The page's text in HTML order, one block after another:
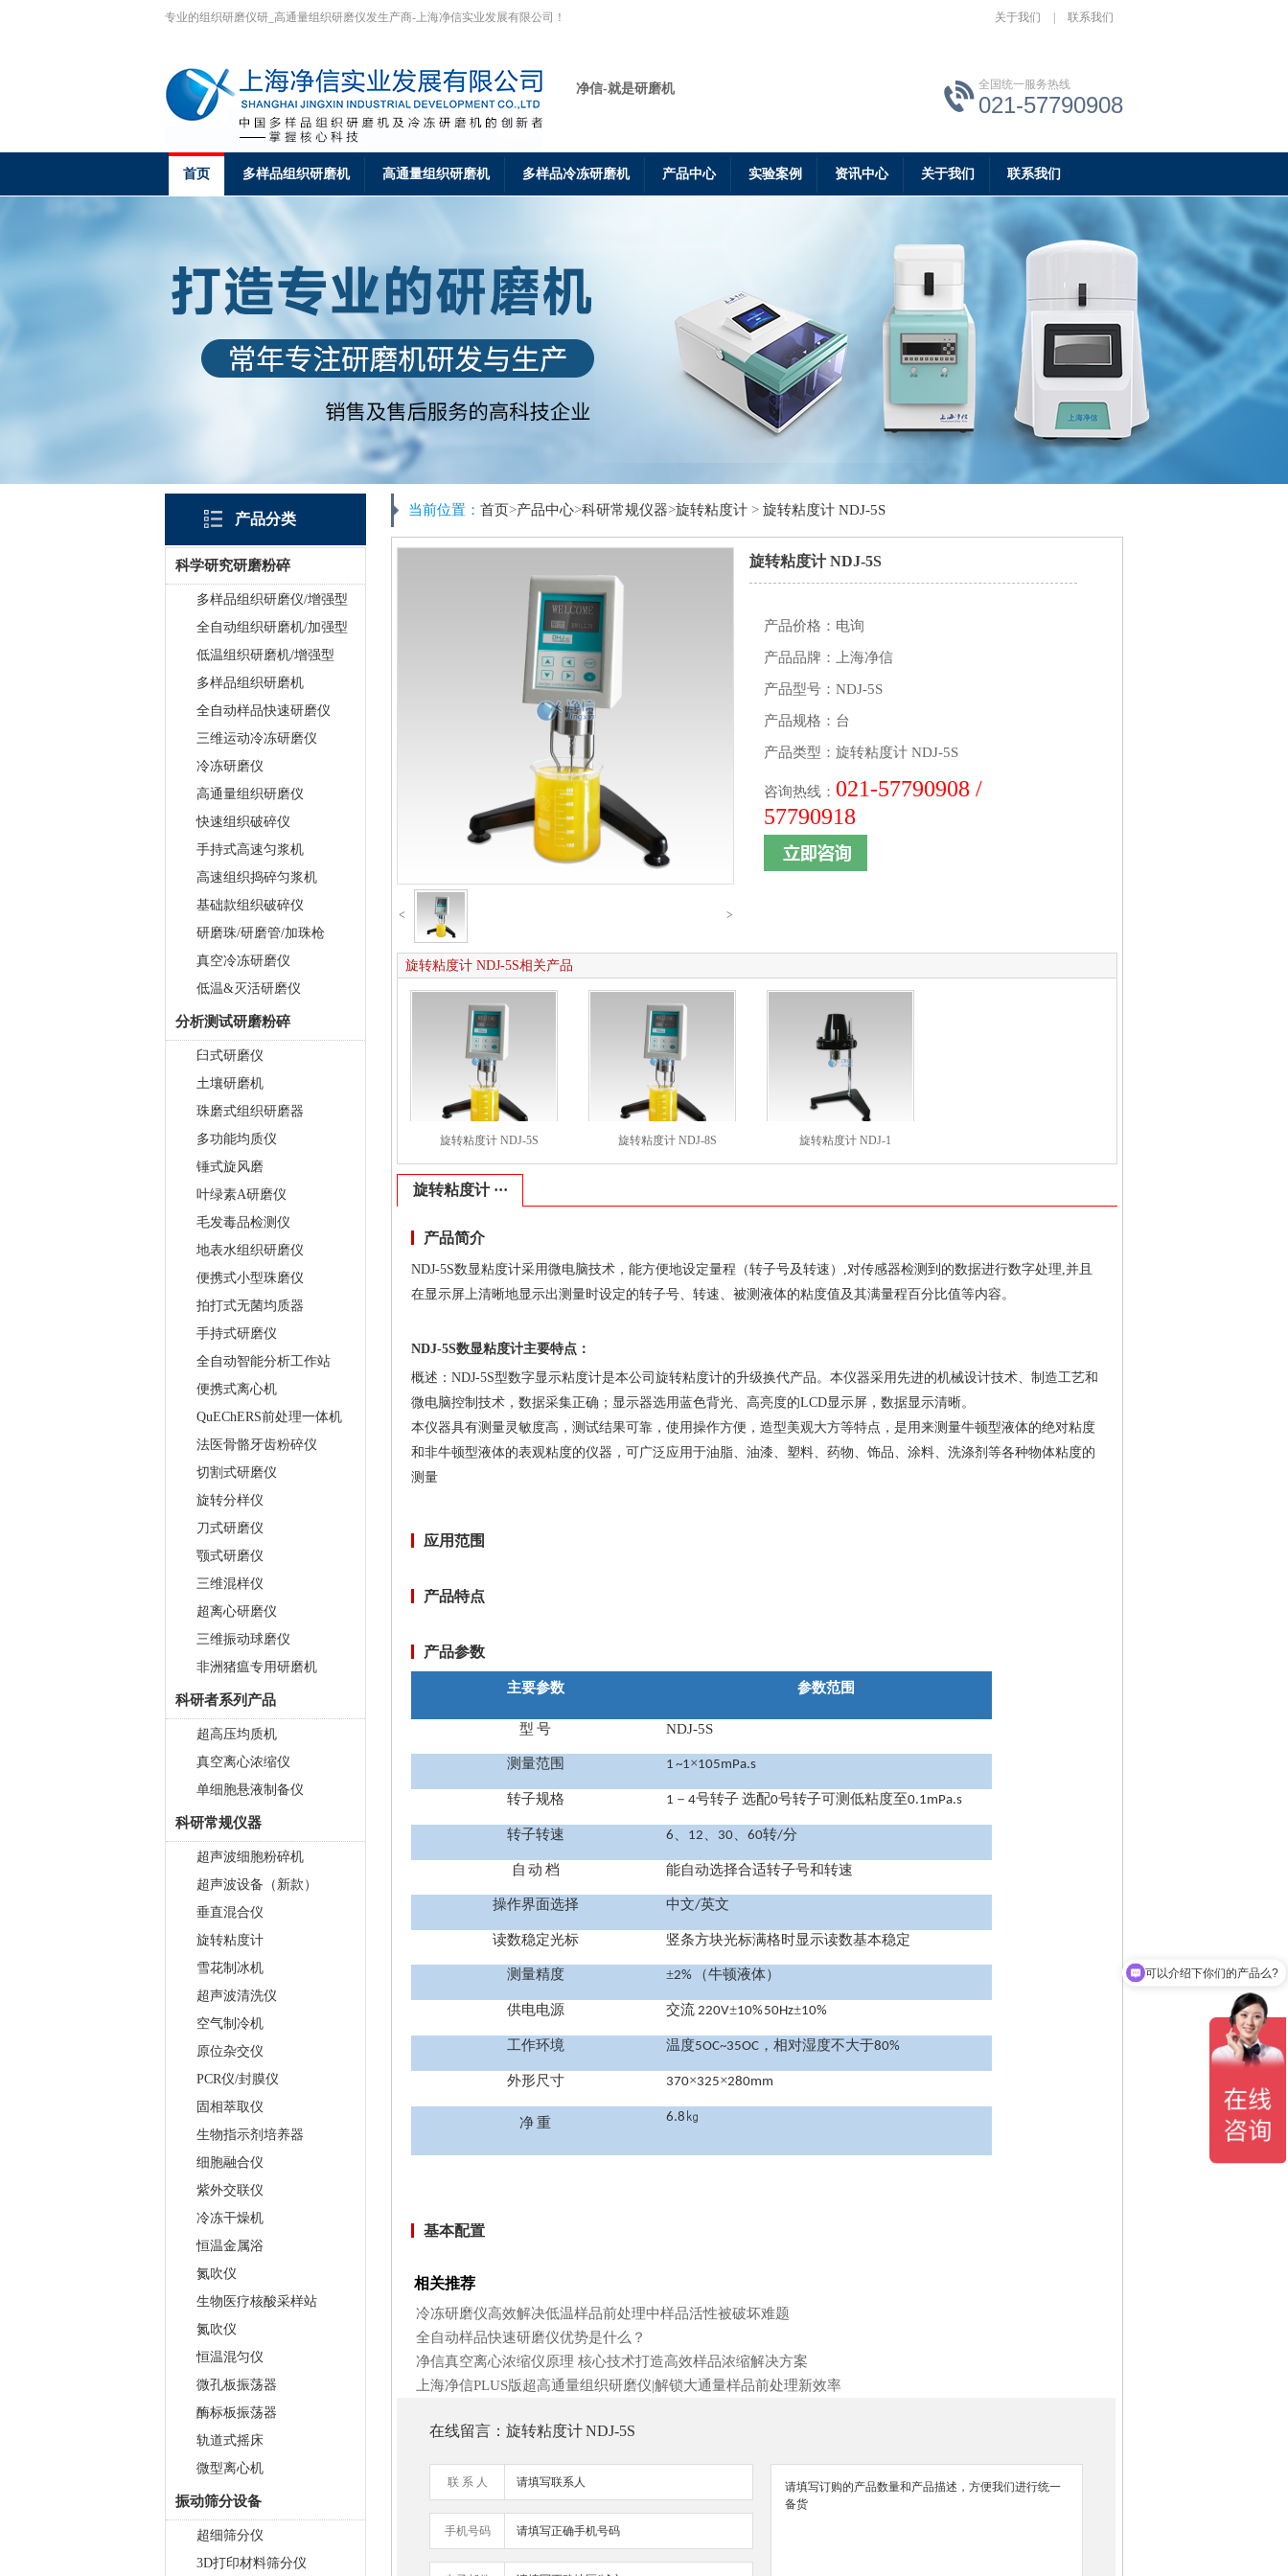
专业的组织研磨仪研_高通量组织研磨仪发生产商-上海净信实业发展有限公司！ 关于我们 联系我们
净信-就是研磨机 全国统一服务热线
021-57790908
首页 多样品组织研磨机 高通量组织研磨机 多样品冷冻研磨机 产品中心 实验案例 资讯中心 关于我们 联系我们
产品分类
科学研究研磨粉碎
多样品组织研磨仪/增强型
全自动组织研磨机/加强型
低温组织研磨机/增强型
多样品组织研磨机
全自动样品快速研磨仪
三维运动冷冻研磨仪
冷冻研磨仪
高通量组织研磨仪
快速组织破碎仪
手持式高速匀浆机
高速组织捣碎匀浆机
基础款组织破碎仪
研磨珠/研磨管/加珠枪
真空冷冻研磨仪
低温&灭活研磨仪
分析测试研磨粉碎
臼式研磨仪
土壤研磨机
珠磨式组织研磨器
多功能均质仪
锤式旋风磨
叶绿素A研磨仪
毛发毒品检测仪
地表水组织研磨仪
便携式小型珠磨仪
拍打式无菌均质器
手持式研磨仪
全自动智能分析工作站
便携式离心机
QuEChERS前处理一体机
法医骨骼牙齿粉碎仪
切割式研磨仪
旋转分样仪
刀式研磨仪
颚式研磨仪
三维混样仪
超离心研磨仪
三维振动球磨仪
非洲猪瘟专用研磨机
科研者系列产品
超高压均质机
真空离心浓缩仪
单细胞悬液制备仪
科研常规仪器
超声波细胞粉碎机
超声波设备（新款）
垂直混合仪
旋转粘度计
雪花制冰机
超声波清洗仪
空气制冷机
原位杂交仪
PCR仪/封膜仪
固相萃取仪
生物指示剂培养器
细胞融合仪
紫外交联仪
冷冻干燥机
恒温金属浴
氮吹仪
生物医疗核酸采样站
氮吹仪
恒温混匀仪
微孔板振荡器
酶标板振荡器
轨道式摇床
微型离心机
振动筛分设备
超细筛分仪
3D打印材料筛分仪
ZLN-AL
当前位置： 首页>产品中心>科研常规仪器>旋转粘度计 > 旋转粘度计 NDJ-5S
< >
旋转粘度计 NDJ-5S
产品价格：电询
产品品牌：上海净信
产品型号：NDJ-5S
产品规格：台
产品类型： 旋转粘度计 NDJ-5S
咨询热线： 021-57790908 /
57790918
旋转粘度计 NDJ-5S相关产品
旋转粘度计 NDJ-5S 旋转粘度计 NDJ-8S 旋转粘度计 NDJ-1
旋转粘度计 ···
产品简介
NDJ-5S数显粘度计采用微电脑技术，能方便地设定量程（转子号及转速）,对传感器检测到的数据进行数字处理,并且
在显示屏上清晰地显示出测量时设定的转子号、转速、被测液体的粘度值及其满量程百分比值等内容。
NDJ-5S数显粘度计主要特点：
概述：NDJ-5S型数字显示粘度计是本公司旋转粘度计的升级换代产品。本仪器采用先进的机械设计技术、制造工艺和
微电脑控制技术，数据采集正确；显示器选用蓝色背光、高亮度的LCD显示屏，数据显示清晰。
本仪器具有测量灵敏度高，测试结果可靠，使用操作方便，造型美观大方等特点，是用来测量牛顿型液体的绝对粘度
和非牛顿型液体的表观粘度的仪器，可广泛应用于油脂、油漆、塑料、药物、饰品、涂料、洗涤剂等各种物体粘度的
测量
应用范围
产品特点
产品参数
主要参数 参数范围
型 号 NDJ-5S
测量范围 1 ~1×105mPa.s
转子规格 1 － 4号转子 选配0号转子可测低粘度至0.1mPa.s
转子转速 6 12 30 60转/分
自 动 档 能自动选择合适转子号和转速
操作界面选择 中文/英文
读数稳定光标 竖条方块光标满格时显示读数基本稳定
测量精度 ±2% （牛顿液体）
供电电源 交流 220V±10% 50Hz±10%
工作环境 温度5OC~35OC ，相对湿度不大于80%
外形尺寸 370×325×280mm
净 重 6.8 ㎏
基本配置
相关推荐
冷冻研磨仪高效解决低温样品前处理中样品活性被破坏难题
全自动样品快速研磨仪优势是什么？
净信真空离心浓缩仪原理 核心技术打造高效样品浓缩解决方案
上海净信PLUS版超高通量组织研磨仪|解锁大通量样品前处理新效率
在线留言：旋转粘度计 NDJ-5S
联 系 人
手机号码
可以介绍下你们的产品么?